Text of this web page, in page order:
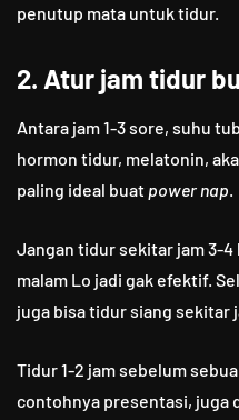
penutup mata untuk tidur.
2. Atur jam tidur
Antara jam 1-3 sore, suhu
hormon tidur, melatonin,
paling ideal buat power nap.
Jangan tidur sekitar jam 3-
malam Lo jadi gak efektif.
juga bisa tidur siang sekitar
Tidur 1-2 jam sebelum
contohnya presentasi, juga